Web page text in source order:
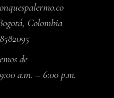
Colombia
de
a.m. – 6:00 p.m.